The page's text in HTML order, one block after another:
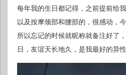
每年我的生日都记得，之前提前给
以及按摩颈部和腰部的，很感动，
所以忘记的时候就昵称就备注好了
日，友谊天长地久，是我最好的异